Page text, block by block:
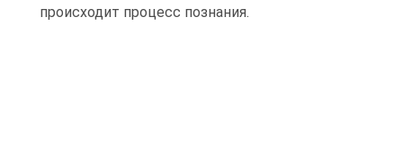
происходит процесс познания.